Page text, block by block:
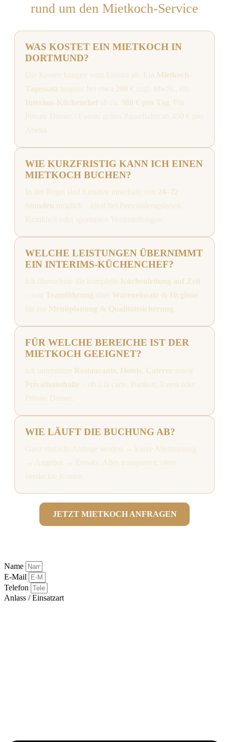
rund um den Mietkoch-Service
WAS KOSTET EIN MIETKOCH IN
DORTMUND?
Die Kosten hängen vom Einsatz ab. Ein Mietkoch-
Tagessatz beginnt bei etwa 290 € zzgl. MwSt., ein
Interims-Küchenchef ab ca. 380 € pro Tag . Für
Private Dinner / Events gelten Pauschalen ab 450 € pro
Abend.
WIE KURZFRISTIG KANN ICH EINEN
MIETKOCH BUCHEN?
In der Regel sind Einsätze innerhalb von 24–72
Stunden möglich – ideal bei Personalengpässen,
Krankheit oder spontanen Veranstaltungen.
WELCHE LEISTUNGEN ÜBERNIMMT
EIN INTERIMS-KÜCHENCHEF?
Ich übernehme die komplette Küchenleitung auf Zeit
– von Teamführung über Wareneinsatz & Hygiene
bis zur Menüplanung & Qualitätssicherung
FÜR WELCHE BEREICHE IST DER
MIETKOCH GEEIGNET?
Ich unterstütze Restaurants, Hotels, Caterer sowie
Privathaushalte – ob à la carte, Bankett, Event oder
Private Dinner.
WIE LÄUFT DIE BUCHUNG AB?
Ganz einfach: Anfrage senden → kurze Abstimmung
→ Angebot → Einsatz. Alles transparent, ohne
versteckte Kosten.
JETZT MIETKOCH ANFRAGEN
Name
E-Mail
Telefon
Anlass / Einsatzart